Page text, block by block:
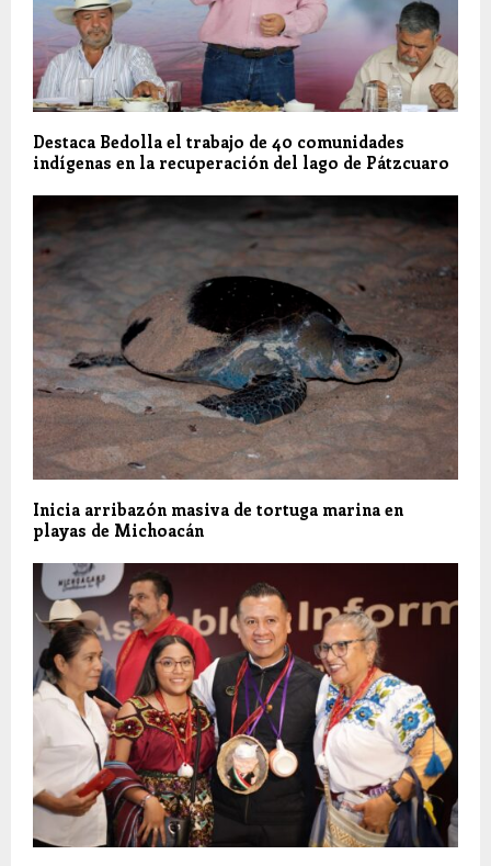
Destaca Bedolla el trabajo de 40 comunidades
indígenas en la recuperación del lago de Pátzcuaro
Inicia arribazón masiva de tortuga marina en
playas de Michoacán